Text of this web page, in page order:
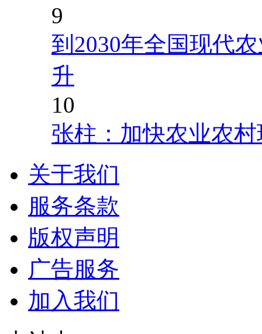
9
到2030年全国现代
升
10
张柱：加快农业农
关于我们
服务条款
版权声明
广告服务
加入我们